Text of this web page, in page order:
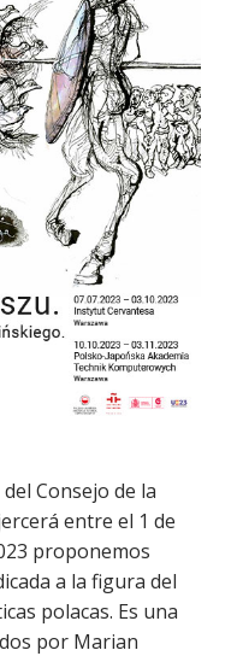
Consejo de la
entre el 1 de
proponemos
a la figura del
polacas. Es una
por Marian